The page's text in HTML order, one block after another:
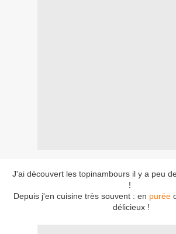
J'ai découvert les topinambours il y a peu
!
Depuis j'en cuisine très souvent : en purée
délicieux !